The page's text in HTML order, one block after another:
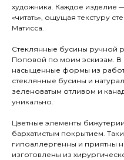
художника. Каждое изделие
«читать», ощущая текстуру
Матисса.
Стеклянные бусины ручной
Поповой по моим эскизам. В
насыщенные формы из
стеклянные бусины и
зеленоватым отливом и
уникально.
Цветные элементы
бархатистым покрытием.
гипоаллергенны и приятны
изготовлены из